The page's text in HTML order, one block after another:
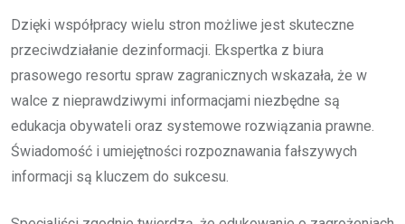
Dzięki współpracy wielu stron możliwe jest skuteczne
przeciwdziałanie dezinformacji. Ekspertka z biura
prasowego resortu spraw zagranicznych wskazała, że w
walce z nieprawdziwymi informacjami niezbędne są
edukacja obywateli oraz systemowe rozwiązania prawne.
Świadomość i umiejętności rozpoznawania fałszywych
informacji są kluczem do sukcesu.